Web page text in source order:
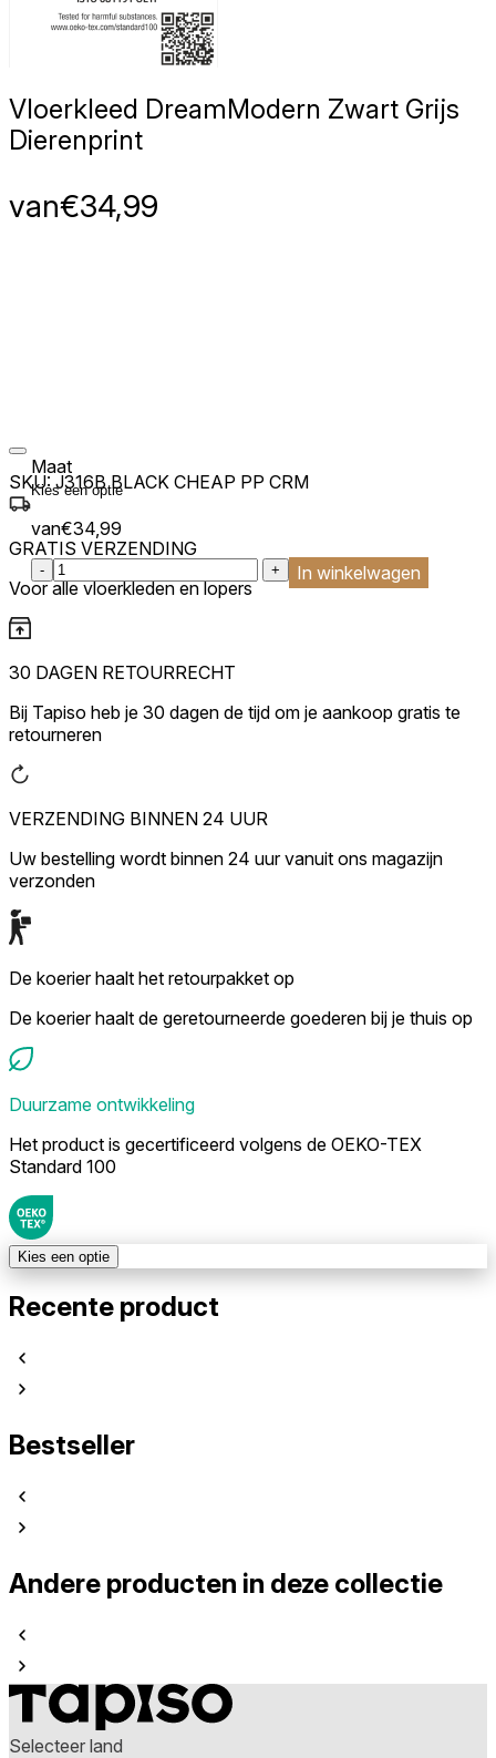
Vloerkleed DreamModern Zwart Grijs
Dierenprint
van€34,99
Maat
van€34,99
:product_name quantity
- + In winkelwagen
SKU:J316B BLACK CHEAP PP CRM
GRATIS VERZENDING
Voor alle vloerkleden en lopers
30 DAGEN RETOURRECHT
Bij Tapiso heb je 30 dagen de tijd om je aankoop gratis te
retourneren
VERZENDING BINNEN 24 UUR
Uw bestelling wordt binnen 24 uur vanuit ons magazijn
verzonden
De koerier haalt het retourpakket op
De koerier haalt de geretourneerde goederen bij je thuis op
Duurzame ontwikkeling
Het product is gecertificeerd volgens de OEKO-TEX
Standard 100
Kies een optie
Recente product
Bestseller
Andere producten in deze collectie
Selecteer land